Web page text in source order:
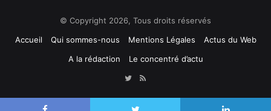
© Copyright 2026, Tous droits réservés
Accueil
Qui sommes-nous Mentions Légales
Actus du Web
A la rédaction
Le concentré d’actu